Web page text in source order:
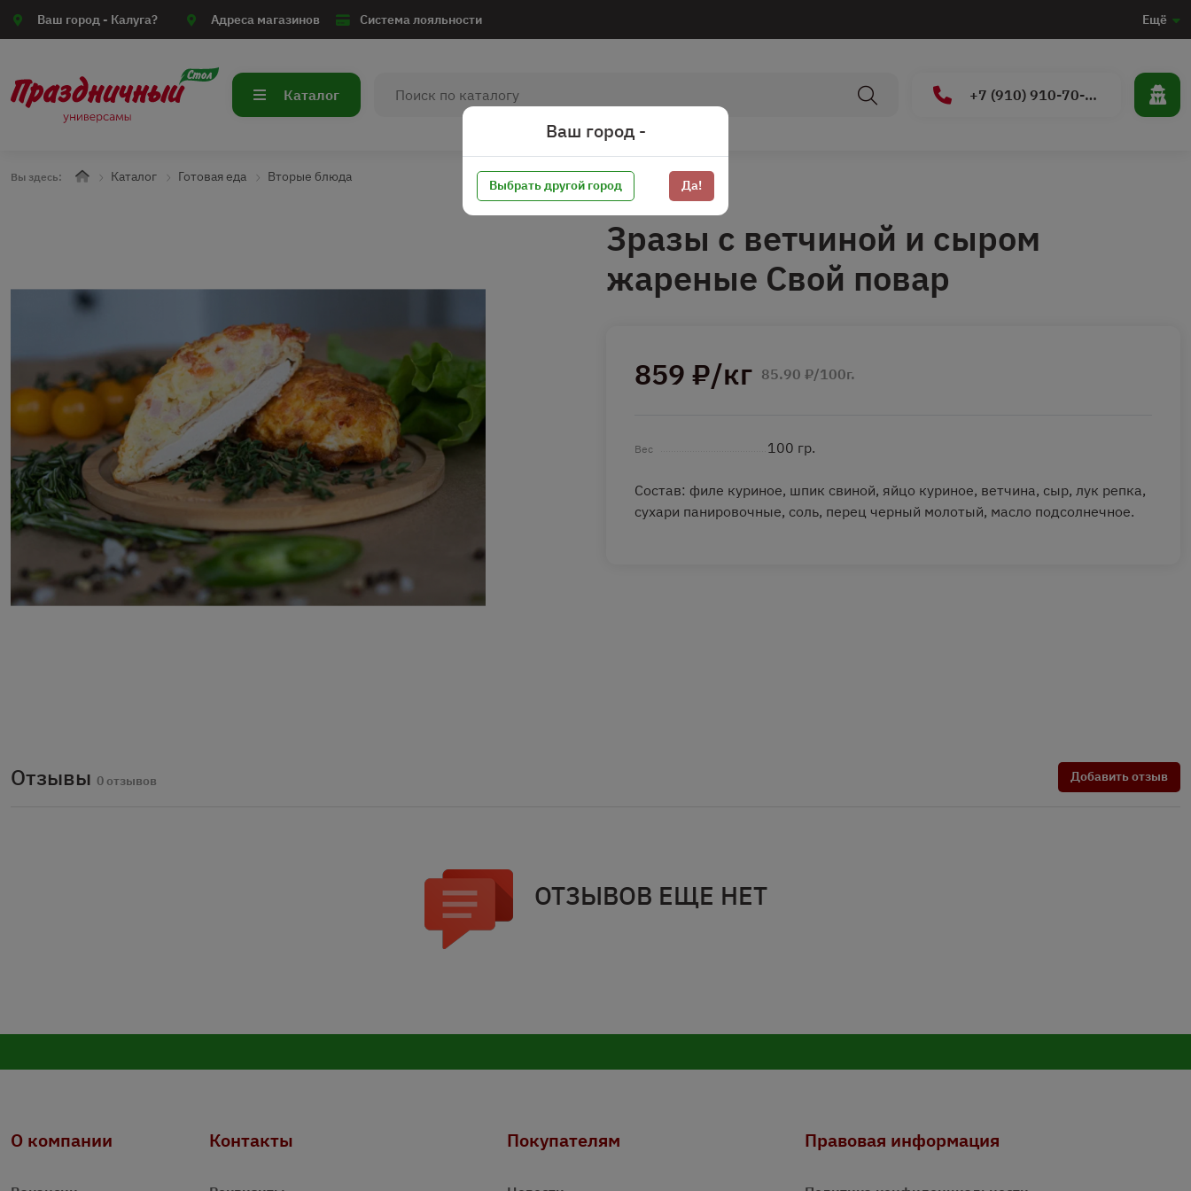
Ваш город - Калуга? Адреса магазинов Система лояльности Ещё
Каталог +7 (910) 910-70-15
Вы здесь: Каталог Готовая еда Вторые блюда
Зразы с ветчиной и сыром
жареные Свой повар
859 ₽/кг 85.90 ₽/100г.
Вес 100 гр.
Состав: филе куриное, шпик свиной, яйцо куриное, ветчина, сыр, лук репка,
сухари панировочные, соль, перец черный молотый, масло подсолнечное.
Отзывы 0 отзывов Добавить отзыв
ОТЗЫВОВ ЕЩЕ НЕТ
О компании Контакты Покупателям Правовая информация
Ваш город -
Выбрать другой город Да!